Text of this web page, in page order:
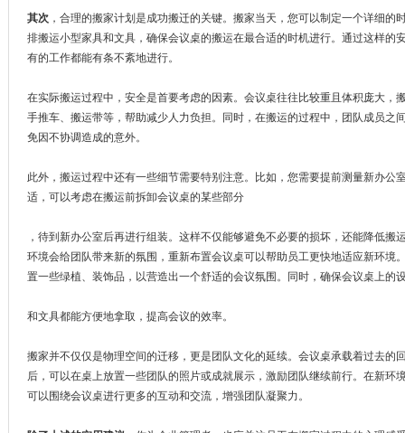
其次，合理的搬家计划是成功搬迁的关键。搬家当天，您可以制定一个详细的
排搬运小型家具和文具，确保会议桌的搬运在最合适的时机进行。通过这样的
有的工作都能有条不紊地进行。
在实际搬运过程中，安全是首要考虑的因素。会议桌往往比较重且体积庞大，
手推车、搬运带等，帮助减少人力负担。同 时，在搬运的过程中，团队成员之
免因不协调造成的意外。
此外，搬运过程中还有一些细节需要特别注意。比如，您需要提前测量新办公
适，可以考虑在搬运前拆卸会议桌的某些部分
，待到新办公室后再进行组装。这样不仅能够避免不必要的损坏，还能降低搬
环境会给团队带来新的氛围，重新布置会议桌可以帮助员工更快地适应新环境
置一些绿植、装饰品，以营造出一个舒适的会议氛围。同时，确保会议桌上的
和文具都能方便地拿取，提高会议的效率。
搬家并不仅仅是物理空间的迁移，更是团队文化的延续。会议桌承载着过去的
后，可以在桌上放置一些团队的照片或成就展示，激励团队继续前行。在新环
可以围绕会议桌进行更多的互动和交流，增强团队凝聚力。